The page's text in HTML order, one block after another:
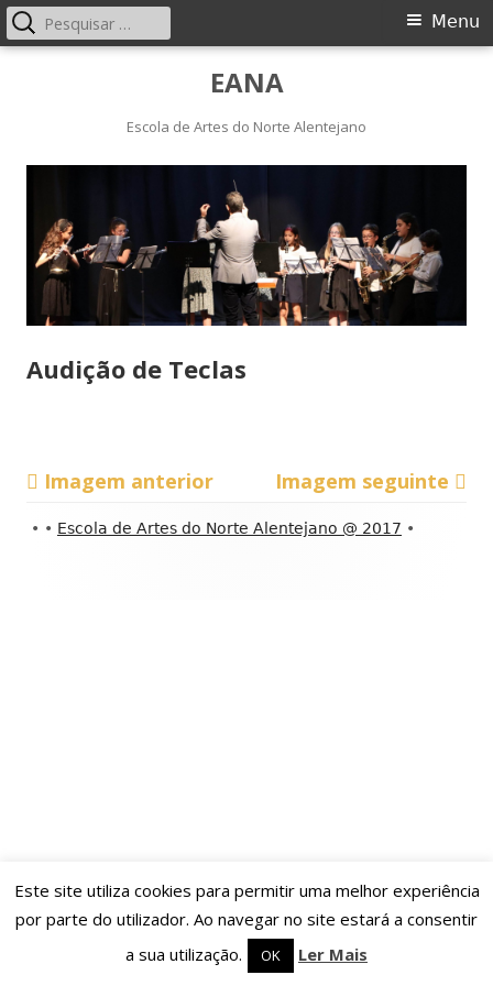
EANA
Escola de Artes do Norte Alentejano
Menu
principal
Menu
Pesquisar
por:
Audição de Teclas
Imagem anterior Imagem seguinte
Conteúdo
• • Escola de Artes do Norte Alentejano @ 2017 •
Este site utiliza cookies para permitir uma melhor experiência
por parte do utilizador. Ao navegar no site estará a consentir
a sua utilização.
OK Ler Mais